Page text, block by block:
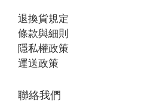
退換貨規定
條款與細則
隱私權政策
運送政策
聯絡我們